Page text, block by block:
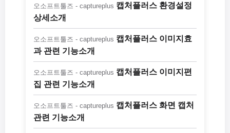
오소프트툴즈 - captureplus 캡처플러스 환경설정
상세소개
오소프트툴즈 - captureplus 캡처플러스 이미지효
과 관련 기능소개
오소프트툴즈 - captureplus 캡처플러스 이미지편
집 관련 기능소개
오소프트툴즈 - captureplus 캡처플러스 화면 캡처
관련 기능소개